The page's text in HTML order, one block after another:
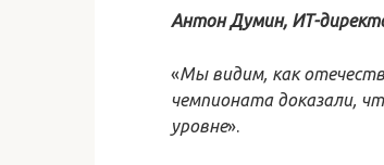
Антон Думин, ИТ-
«Мы видим, как
чемпионата доказали,
уровне».